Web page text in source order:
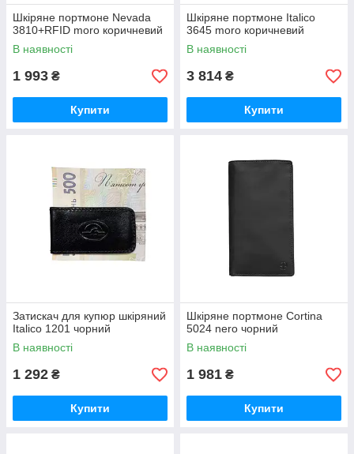
Шкіряне портмоне Nevada
3810+RFID moro коричневий
В наявності
1 993 ₴
Купити
Шкіряне портмоне Italico
3645 moro коричневий
В наявності
3 814 ₴
Купити
Затискач для купюр шкіряний
Italico 1201 чорний
В наявності
1 292 ₴
Купити
Шкіряне портмоне Cortina
5024 nero чорний
В наявності
1 981 ₴
Купити